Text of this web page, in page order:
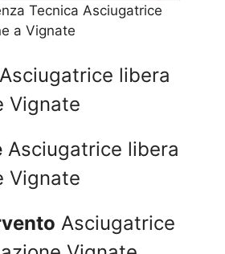
Tecnica Asciugatrice
a Vignate
Asciugatrice libera
Vignate
Asciugatrice libera
Vignate
Asciugatrice